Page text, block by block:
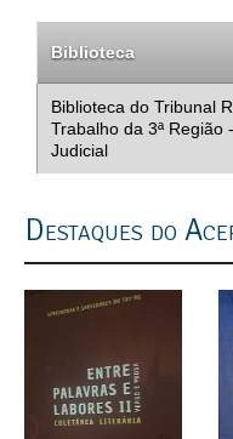
Biblioteca
Biblioteca do Tribunal
Trabalho da 3ª Região
Judicial
Destaques do